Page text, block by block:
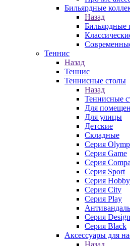
Бильярдные
Назад
Бильярдные
Теннис
Назад
Теннис
Теннисные столы
Назад
Теннисные
Для
Для улицы
Детские
Складные
Серия
Серия Game
Серия
Серия Sport
Серия Hobby
Серия City
Серия Play
Серия Design
Серия Black
Аксессуары для
Назад